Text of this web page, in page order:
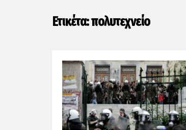
Ετικέτα:πολυτεχνείο